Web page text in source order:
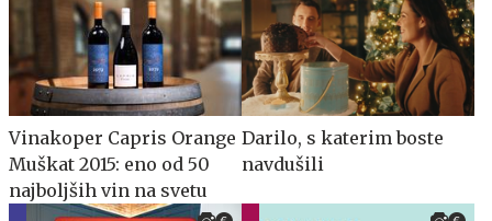
Vinakoper Capris Orange
Muškat 2015: eno od 50
najboljših vin na svetu
Darilo, s katerim boste
navdušili